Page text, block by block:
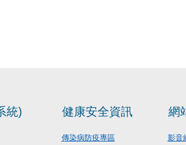
統) 健康安全資訊
傳染病防疫專區
網
影音